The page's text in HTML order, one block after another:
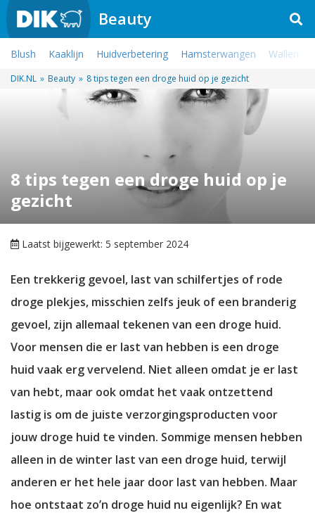
Beauty
Blush Kaaklijn Huidverbetering Hamsterwangen Wallen
DIK.NL » Beauty » 8 tips tegen een droge huid op je gezicht
8 tips tegen een droge huid op je
gezicht
Laatst bijgewerkt: 5 september 2024
Een trekkerig gevoel, last van schilfertjes of rode
droge plekjes, misschien zelfs jeuk of een branderig
gevoel, zijn allemaal tekenen van een droge huid.
Voor mensen die er last van hebben is een droge
huid vaak erg vervelend. Niet alleen omdat je er last
van hebt, maar ook omdat het vaak ontzettend
lastig is om de juiste verzorgingsproducten voor
jouw droge huid te vinden. Sommige mensen hebben
alleen in de winter last van een droge huid, terwijl
anderen er het hele jaar door last van hebben. Maar
hoe ontstaat zo’n droge huid nu eigenlijk? En wat